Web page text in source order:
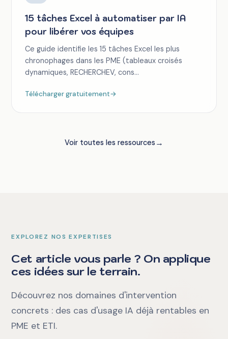
15 tâches Excel à automatiser par IA
pour libérer vos équipes
Ce guide identifie les 15 tâches Excel les plus
chronophages dans les PME (tableaux croisés
dynamiques, RECHERCHEV, cons...
Télécharger gratuitement→
Voir toutes les ressources→
EXPLOREZ NOS EXPERTISES
Cet article vous parle ? On applique
ces idées sur le terrain.
Découvrez nos domaines d'intervention
concrets : des cas d'usage IA déjà rentables en
PME et ETI.